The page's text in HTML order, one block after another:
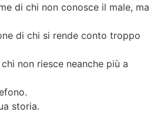
di chi non conosce il male, ma
di chi si rende conto troppo
non riesce neanche più a
storia.